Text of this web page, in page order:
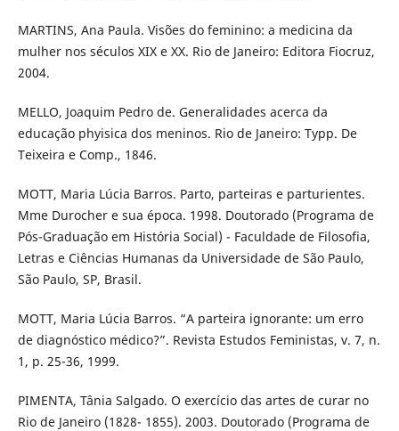
MARTINS, Ana Paula. Visões do feminino: a medicina da
mulher nos séculos XIX e XX. Rio de Janeiro: Editora Fiocruz,
2004.
MELLO, Joaquim Pedro de. Generalidades acerca da
educação phyisica dos meninos. Rio de Janeiro: Typp. De
Teixeira e Comp., 1846.
MOTT, Maria Lúcia Barros. Parto, parteiras e parturientes.
Mme Durocher e sua época. 1998. Doutorado (Programa de
Pós-Graduação em História Social) - Faculdade de Filosofia,
Letras e Ciências Humanas da Universidade de São Paulo,
São Paulo, SP, Brasil.
MOTT, Maria Lúcia Barros. “A parteira ignorante: um erro
de diagnóstico médico?”. Revista Estudos Feministas, v. 7, n.
1, p. 25-36, 1999.
PIMENTA, Tânia Salgado. O exercício das artes de curar no
Rio de Janeiro (1828- 1855). 2003. Doutorado (Programa de